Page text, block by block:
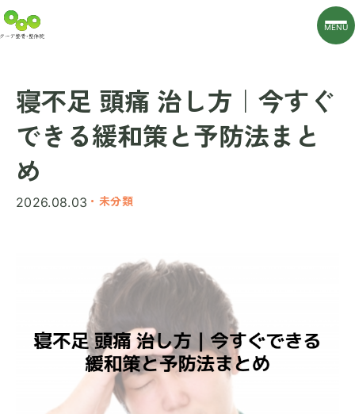
MENU
寝不足 頭痛 治し方｜今すぐ
できる緩和策と予防法まと
め
2026.08.03 ・未分類